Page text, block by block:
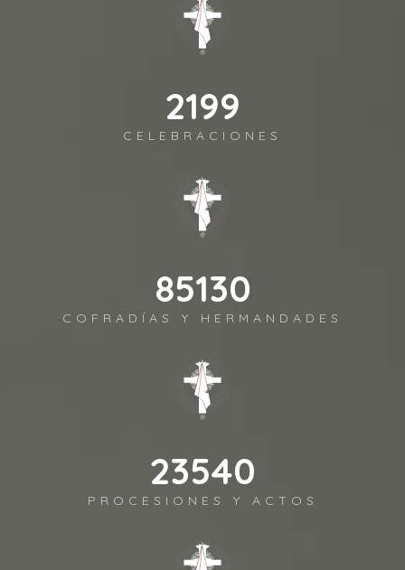
2443
CELEBRACIONES
94589
COFRADÍAS Y HERMANDADES
26156
PROCESIONES Y ACTOS